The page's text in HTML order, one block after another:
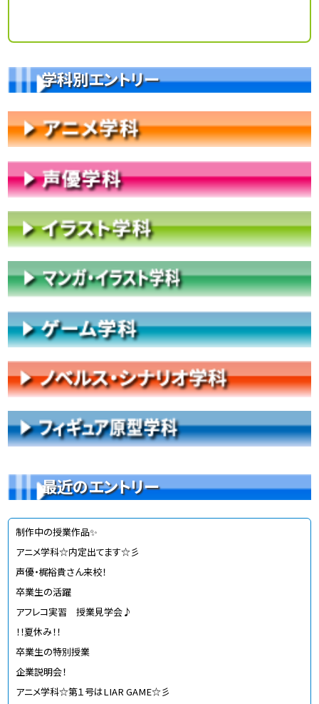
学科別エントリー
最近のエントリー
制作中の授業作品✨
アニメ学科☆内定出てます☆彡
声優・梶裕貴さん来校！
卒業生の活躍
アフレコ実習 授業見学会♪
！！夏休み！！
卒業生の特別授業
企業説明会！
アニメ学科☆第１号はLIAR GAME☆彡